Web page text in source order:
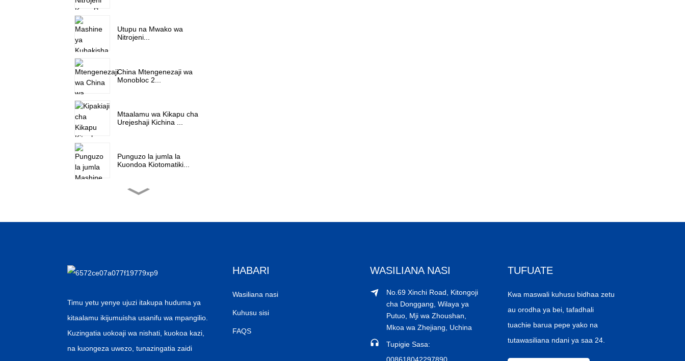
Utupu na Mwako wa
Nitrojeni...
China Mtengenezaji wa
Monobloc 2...
Mtaalamu wa Kikapu cha
Urejeshaji Kichina ...
Punguzo la jumla la
Kuondoa Kiotomatiki...
Uuzaji wa jumla wa
Moto wa Kuuza Kipenzi...
Timu yetu yenye ujuzi itakupa huduma ya
kitaalamu ikijumuisha usanifu wa mpangilio.
Kuzingatia uokoaji wa nishati, kuokoa kazi,
na kuongeza uwezo, tunazingatia zaidi
HABARI
Wasiliana nasi
Kuhusu sisi
FAQS
WASILIANA NASI
No.69 Xinchi Road, Kitongoji
cha Donggang, Wilaya ya
Putuo, Mji wa Zhoushan,
Mkoa wa Zhejiang, Uchina
Tupigie Sasa: ​​
TUFUATE
Kwa maswali kuhusu bidhaa zetu
au orodha ya bei, tafadhali
tuachie barua pepe yako na
tutawasiliana ndani ya saa 24.